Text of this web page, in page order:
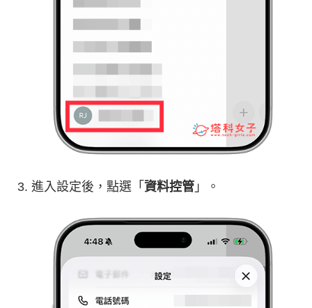
進入設定後，點選「 資料控管 」。